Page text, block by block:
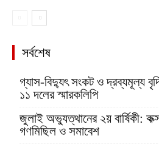
সর্বশেষ
গ্যাস-বিদ্যুৎ সংকট ও দ্রব্যমূল্য
১১ দলের স্মারকলিপি
জুলাই অভ্যুত্থানের ২য় বার্ষিকী:
গণমিছিল ও সমাবেশ